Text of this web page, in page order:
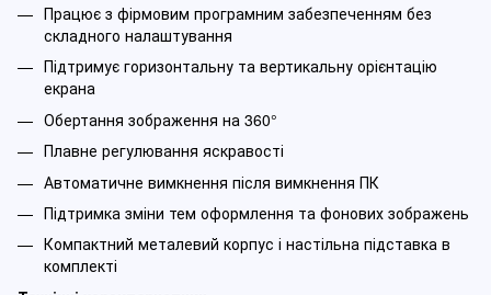
Працює з фірмовим програмним забезпеченням без
складного налаштування
Підтримує горизонтальну та вертикальну орієнтацію
екрана
Обертання зображення на 360°
Плавне регулювання яскравості
Автоматичне вимкнення після вимкнення ПК
Підтримка зміни тем оформлення та фонових зображень
Компактний металевий корпус і настільна підставка в
комплекті